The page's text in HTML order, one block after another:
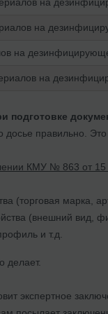
на
на
на
подготовке
досье правильно.
КМУ № 863 от 15
(торговая марка,
(внешний вид,
и т.д.
делает.
экспертное